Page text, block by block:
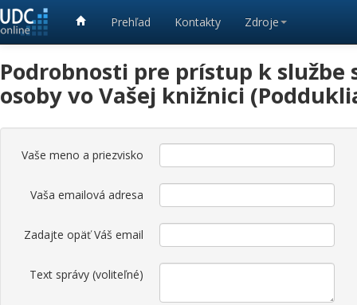
Prehľad Kontakty Zdroje
Podrobnosti pre prístup k
osoby vo Vašej knižnici
Vaše meno a priezvisko
Vaša emailová adresa
Zadajte opäť Váš email
Text správy (voliteľné)